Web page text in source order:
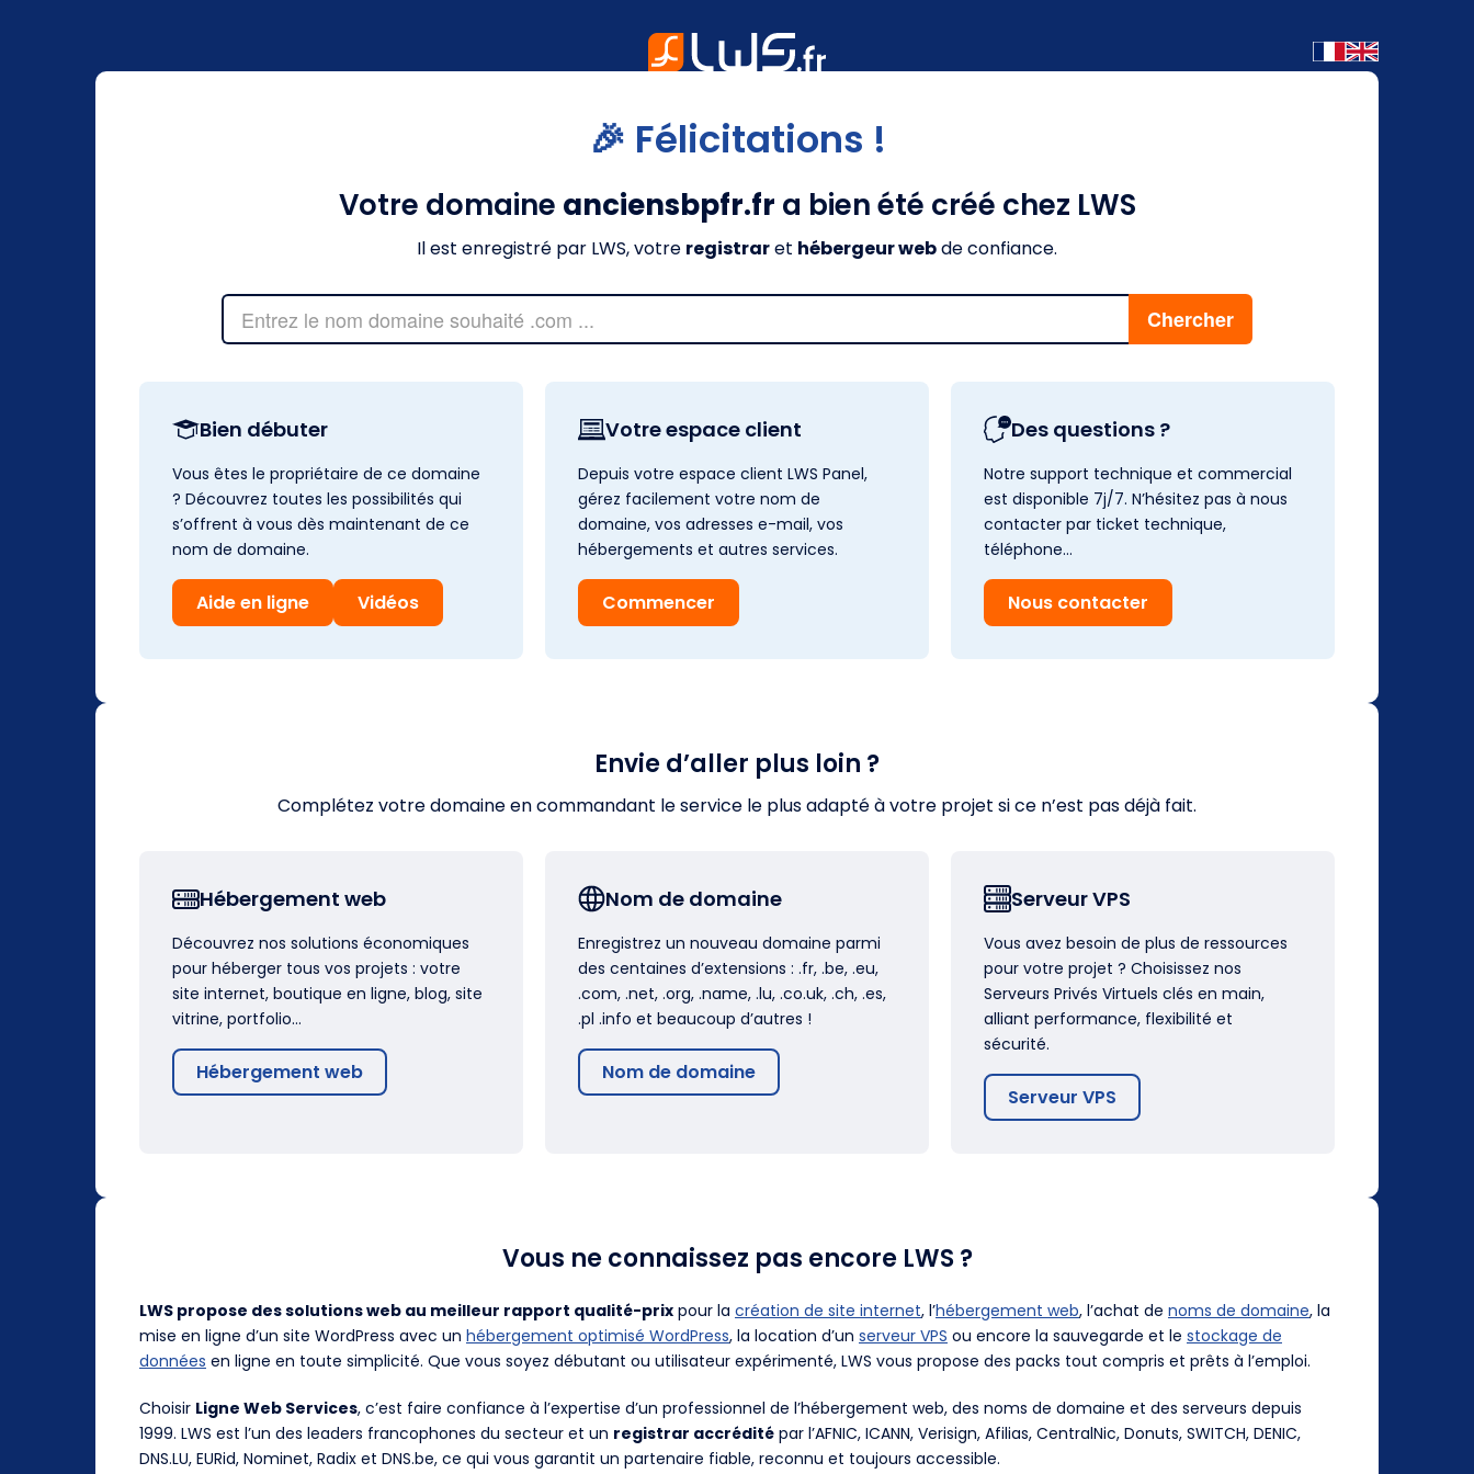
🎉 Félicitations !
Votre domaine anciensbpfr.fr a bien été créé chez LWS
Il est enregistré par LWS, votre registraret hébergeur webde confiance.
Bien débuter
Vous êtes le propriétaire de ce domaine
? Découvrez toutes les possibilités qui
s’offrent à vous dès maintenant de ce
nom de domaine.
Aide en ligne Vidéos
Votre espace client
Depuis votre espace client LWS Panel,
gérez facilement votre nom de
domaine, vos adresses e-mail, vos
hébergements et autres services.
Commencer
Des questions ?
Notre support technique et commercial
est disponible 7j/7. N’hésitez pas à nous
contacter par ticket technique,
téléphone…
Nous contacter
Envie d’aller plus loin ?
Complétez votre domaine en commandant le service le plus adapté à votre projet si ce n’est pas déjà fait.
Hébergement web
Découvrez nos solutions économiques
pour héberger tous vos projets : votre
site internet, boutique en ligne, blog, site
vitrine, portfolio…
Hébergement web
Nom de domaine
Enregistrez un nouveau domaine parmi
des centaines d’extensions : .fr, .be, .eu,
.com, .net, .org, .name, .lu, .co.uk, .ch, .es,
.pl .info et beaucoup d’autres !
Nom de domaine
Serveur VPS
Vous avez besoin de plus de ressources
pour votre projet ? Choisissez nos
Serveurs Privés Virtuels clés en main,
alliant performance, flexibilité et
sécurité.
Serveur VPS
Vous ne connaissez pas encore LWS ?
LWS propose des solutions web au meilleur rapport qualité-prix pour la création de site internet, l’hébergement web, l’achat de noms de domaine, la
mise en ligne d’un site WordPress avec un hébergement optimisé WordPress, la location d’un serveur VPS ou encore la sauvegarde et le stockage de
données en ligne en toute simplicité. Que vous soyez débutant ou utilisateur expérimenté, LWS vous propose des packs tout compris et prêts à l’emploi.
Choisir Ligne Web Services, c’est faire confiance à l’expertise d’un professionnel de l’hébergement web, des noms de domaine et des serveurs depuis
1999. LWS est l’un des leaders francophones du secteur et un registrar accrédité par l’AFNIC, ICANN, Verisign, Afilias, CentralNic, Donuts, SWITCH, DENIC,
DNS.LU, EURid, Nominet, Radix et DNS.be, ce qui vous garantit un partenaire fiable, reconnu et toujours accessible.